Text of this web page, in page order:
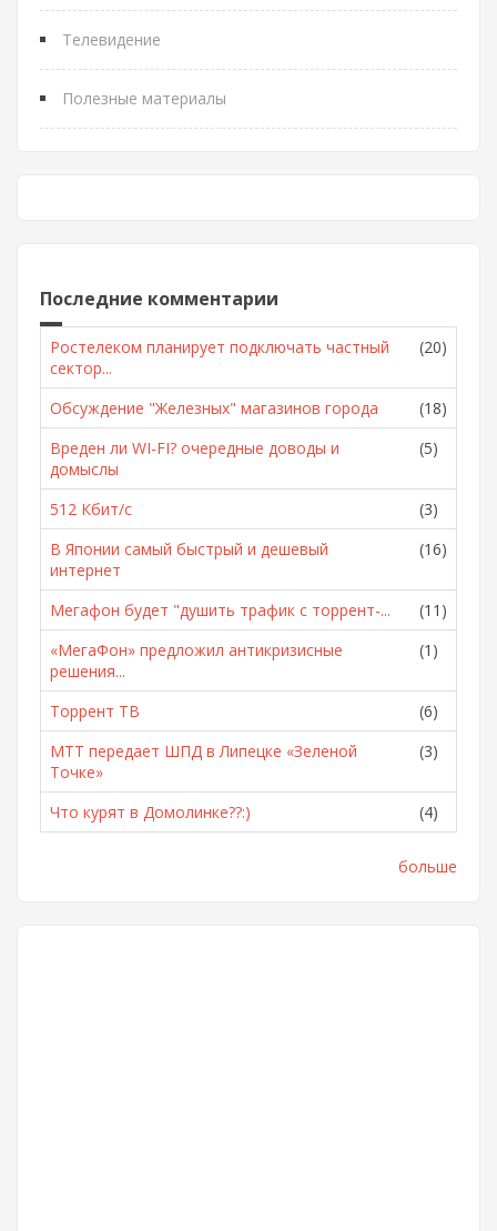
Телевидение
Полезные материалы
Последние комментарии
Ростелеком планирует подключать частный
сектор...
(20)
Обсуждение "Железных" магазинов города
(18)
Вреден ли WI-FI? очередные доводы и
домыслы
(5)
512 Кбит/с
(3)
В Японии самый быстрый и дешевый
интернет
(16)
Мегафон будет "душить трафик с торрент-...
(11)
«МегаФон» предложил антикризисные
решения...
(1)
Торрент ТВ
(6)
МТТ передает ШПД в Липецке «Зеленой
Точке»
(3)
Что курят в Домолинке??:) (4)
больше